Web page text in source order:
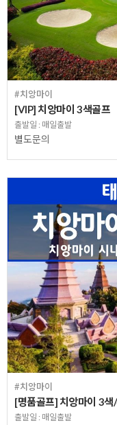
#치앙마이
[VIP] 치앙마이 3색골프
출발일 : 매일출발
별도문의
#치앙마이
[명품골프] 치앙마이 3색
출발일 : 매일출발